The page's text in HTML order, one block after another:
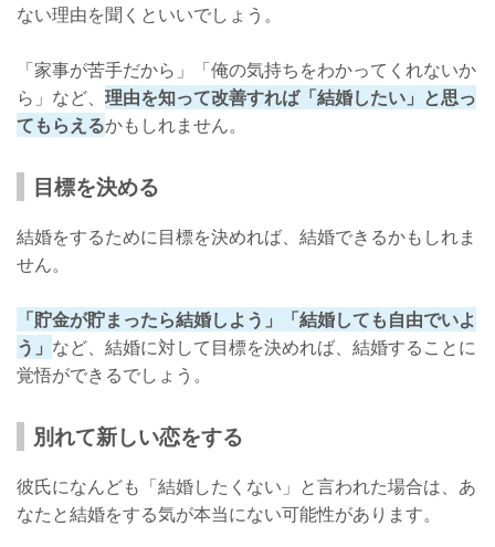
ない理由を聞くといいでしょう。
「家事が苦手だから」「俺の気持ちをわかってくれないか
ら」など、 理由を知って改善すれば「結婚したい」と思っ
てもらえるかもしれません。
目標を決める
結婚をするために目標を決めれば、結婚できるかもしれま
せん。
「貯金が貯まったら結婚しよう」「結婚しても自由でいよ
う」 など、結婚に対して目標を決めれば、結婚することに
覚悟ができるでしょう。
別れて新しい恋をする
彼氏になんども「結婚したくない」と言われた場合は、あ
なたと結婚をする気が本当にない可能性があります。